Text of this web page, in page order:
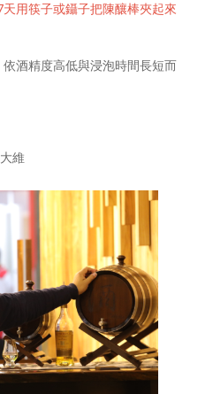
天用筷子或鑷子把陳釀棒夾起來
酒精度高低與浸泡時間長短而
維